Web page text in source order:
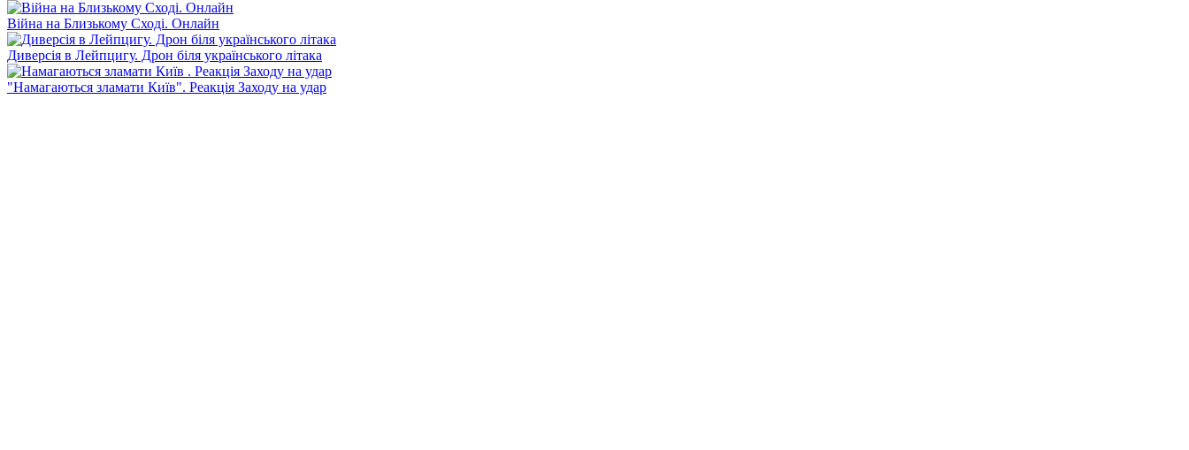
Війна на Близькому Сході. Онлайн
Диверсія в Лейпцигу. Дрон біля українського літака
"Намагаються зламати Київ". Реакція Заходу на удар